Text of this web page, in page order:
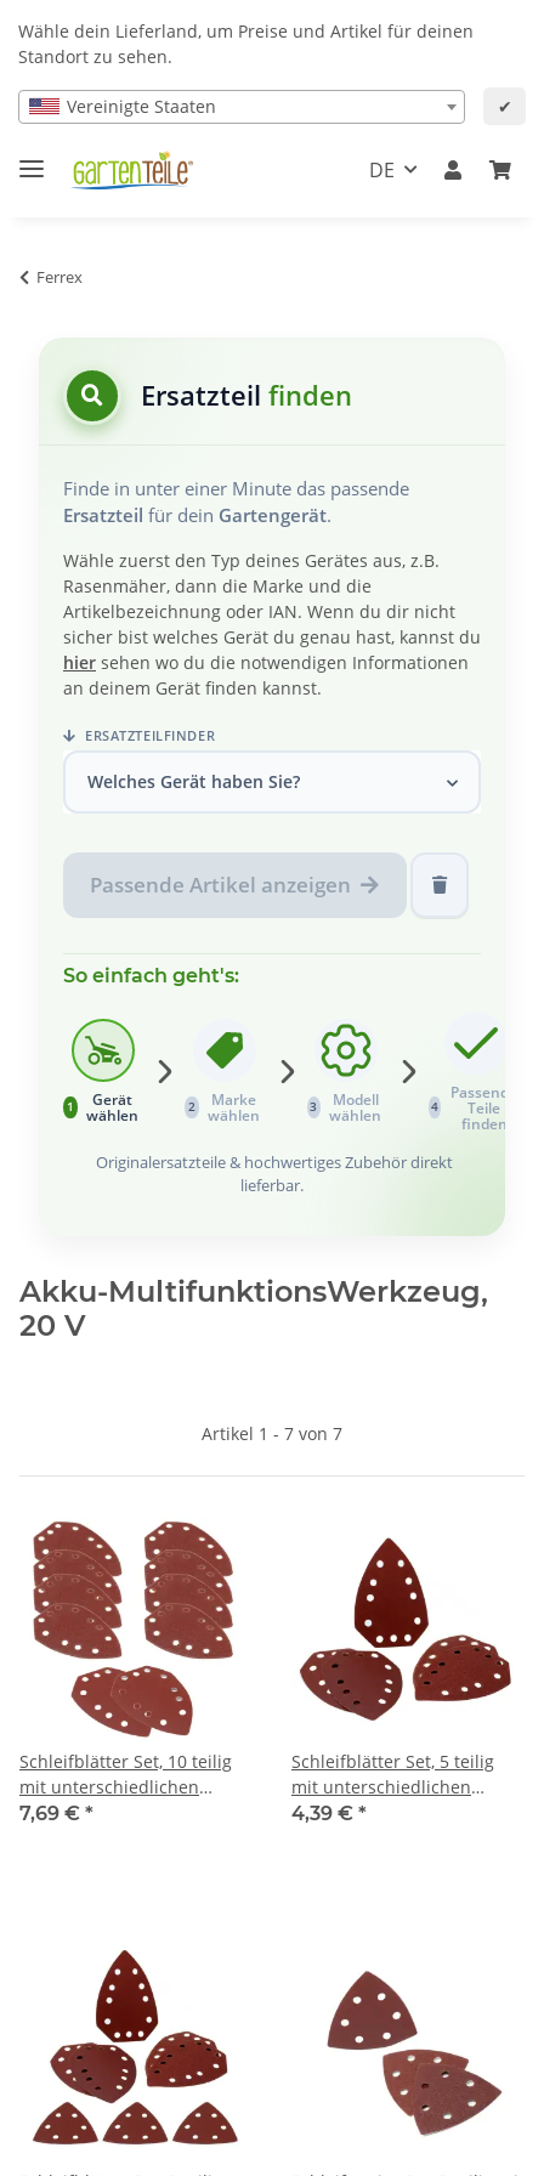
Wähle dein Lieferland, um Preise und Artikel für deinen
Standort zu sehen.
Vereinigte Staaten ✔
DE
Ferrex
Ersatzteil finden
Finde in unter einer Minute das passende
Ersatzteil für dein Gartengerät.
Wähle zuerst den Typ deines Gerätes aus, z.B.
Rasenmäher, dann die Marke und die
Artikelbezeichnung oder IAN. Wenn du dir nicht
sicher bist welches Gerät du genau hast, kannst du
hier sehen wo du die notwendigen Informationen
an deinem Gerät finden kannst.
ERSATZTEILFINDER
Welches Gerät haben Sie?
Passende Artikel anzeigen
So einfach geht's:
1
Gerät
wählen
2
Marke
wählen
3
Modell
wählen
4
Passende
Teile
finden
Originalersatzteile & hochwertiges Zubehör direkt
lieferbar.
Akku-Multifunktions­Werkzeug,
20 V
Artikel 1 - 7 von 7
Schleifblätter Set, 10 teilig
mit unterschiedlichen
Körnungen, passend für
7,69 € *
Schleifblätter Set, 5 teilig
mit unterschiedlichen
Körnungen, passend für
4,39 € *